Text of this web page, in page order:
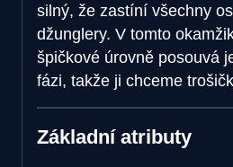
silný, že zastíní všechny
džunglery. V tomto
špičkové úrovně posouvá
fázi, takže ji chceme
Základní atributy